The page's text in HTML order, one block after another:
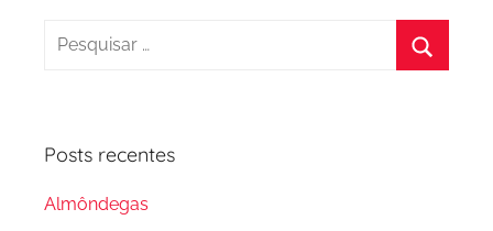
Pesquisar
Posts recentes
Almôndegas